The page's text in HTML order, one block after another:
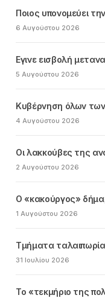
Ποιος υπονομεύει
6 Αυγούστου 2026
Εγινε εισβολή
5 Αυγούστου 2026
Κυβέρνηση όλων
4 Αυγούστου 2026
Οι λακκούβες της
2 Αυγούστου 2026
Ο «κακούργος»
1 Αυγούστου 2026
Τμήματα
31 Ιουλίου 2026
Το «τεκμήριο της